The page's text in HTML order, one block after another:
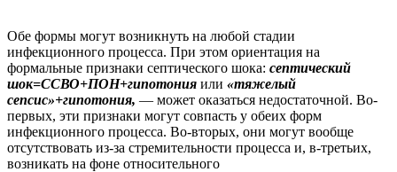
Обе формы могут возникнуть на любой стадии
инфекционного процесса. При этом ориентация на
формальные признаки септического шока: септический
шок=ССВО+ПОН+гипотония или «тяжелый
сепсис»+гипотония, — может оказаться недостаточной. Во-
первых, эти признаки могут совпасть у обеих форм
инфекционного процесса. Во-вторых, они могут вообще
отсутствовать из-за стремительности процесса и, в-третьих,
возникать на фоне относительного